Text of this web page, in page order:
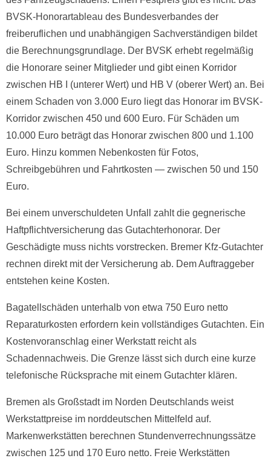
BVSK-Honorartableau des Bundesverbandes der
freiberuflichen und unabhängigen Sachverständigen bildet
die Berechnungsgrundlage. Der BVSK erhebt regelmäßig
die Honorare seiner Mitglieder und gibt einen Korridor
zwischen HB I (unterer Wert) und HB V (oberer Wert) an. Bei
einem Schaden von 3.000 Euro liegt das Honorar im BVSK-
Korridor zwischen 450 und 600 Euro. Für Schäden um
10.000 Euro beträgt das Honorar zwischen 800 und 1.100
Euro. Hinzu kommen Nebenkosten für Fotos,
Schreibgebühren und Fahrtkosten — zwischen 50 und 150
Euro.
Bei einem unverschuldeten Unfall zahlt die gegnerische
Haftpflichtversicherung das Gutachterhonorar. Der
Geschädigte muss nichts vorstrecken. Bremer Kfz-Gutachter
rechnen direkt mit der Versicherung ab. Dem Auftraggeber
entstehen keine Kosten.
Bagatellschäden unterhalb von etwa 750 Euro netto
Reparaturkosten erfordern kein vollständiges Gutachten. Ein
Kostenvoranschlag einer Werkstatt reicht als
Schadennachweis. Die Grenze lässt sich durch eine kurze
telefonische Rücksprache mit einem Gutachter klären.
Bremen als Großstadt im Norden Deutschlands weist
Werkstattpreise im norddeutschen Mittelfeld auf.
Markenwerkstätten berechnen Stundenverrechnungssätze
zwischen 125 und 170 Euro netto. Freie Werkstätten